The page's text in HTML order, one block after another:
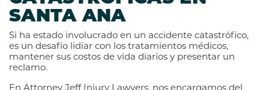
SANTA ANA
Si ha estado involucrado en un accidente catastrófico,
es un desafío lidiar con los tratamientos médicos,
mantener sus costos de vida diarios y presentar un
reclamo.